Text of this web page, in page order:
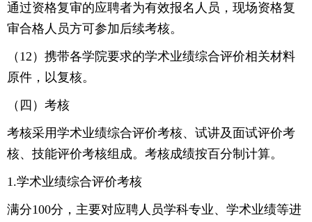
通过资格复审的应聘者为有效报名人员，现场资格复
审合格人员方可参加后续考核。
（12）携带各学院要求的学术业绩综合评价相关材料
原件，以复核。
（四）考核
考核采用学术业绩综合评价考核、试讲及面试评价考
核、技能评价考核组成。考核成绩按百分制计算。
1.学术业绩综合评价考核
满分100分，主要对应聘人员学科专业、学术业绩等进